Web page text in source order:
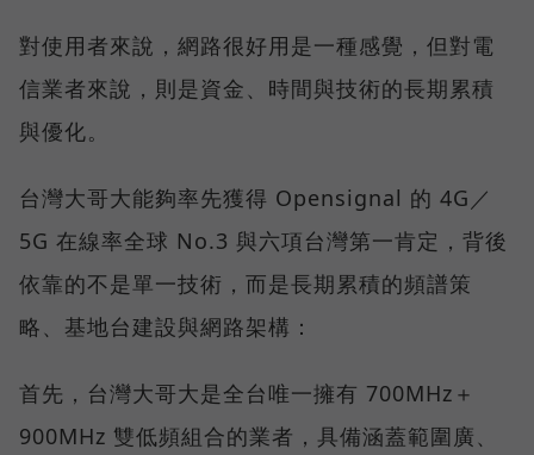
對使用者來說，網路很好用是一種感覺，但對電
信業者來說，則是資金、時間與技術的長期累積
與優化。
台灣大哥大能夠率先獲得 Opensignal 的 4G／
5G 在線率全球 No.3 與六項台灣第一肯定，背後
依靠的不是單一技術，而是長期累積的頻譜策
略、基地台建設與網路架構：
首先，台灣大哥大是全台唯一擁有 700MHz＋
900MHz 雙低頻組合的業者，具備涵蓋範圍廣、